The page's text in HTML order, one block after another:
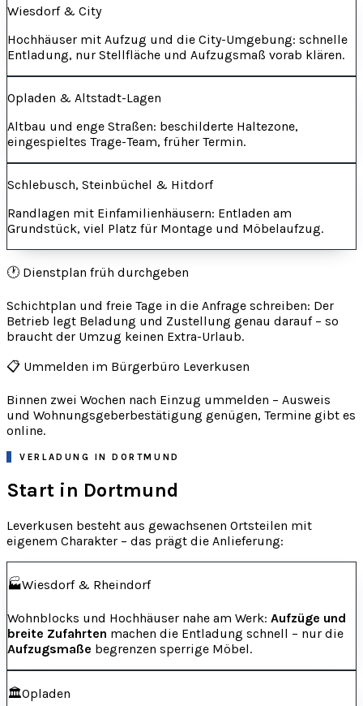
Wiesdorf & City
Hochhäuser mit Aufzug und die City-Umgebung: schnelle
Entladung, nur Stellfläche und Aufzugsmaß vorab klären.
Opladen & Altstadt-Lagen
Altbau und enge Straßen: beschilderte Haltezone,
eingespieltes Trage-Team, früher Termin.
Schlebusch, Steinbüchel & Hitdorf
Randlagen mit Einfamilienhäusern: Entladen am
Grundstück, viel Platz für Montage und Möbelaufzug.
🕐 Dienstplan früh durchgeben
Schichtplan und freie Tage in die Anfrage schreiben: Der
Betrieb legt Beladung und Zustellung genau darauf – so
braucht der Umzug keinen Extra-Urlaub.
📋 Ummelden im Bürgerbüro Leverkusen
Binnen zwei Wochen nach Einzug ummelden – Ausweis
und Wohnungsgeberbestätigung genügen, Termine gibt es
online.
VERLADUNG IN DORTMUND
Start in Dortmund
Leverkusen besteht aus gewachsenen Ortsteilen mit
eigenem Charakter – das prägt die Anlieferung:
🏭Wiesdorf & Rheindorf
Wohnblocks und Hochhäuser nahe am Werk: Aufzüge und
breite Zufahrten machen die Entladung schnell – nur die
Aufzugsmaße begrenzen sperrige Möbel.
🏛️Opladen